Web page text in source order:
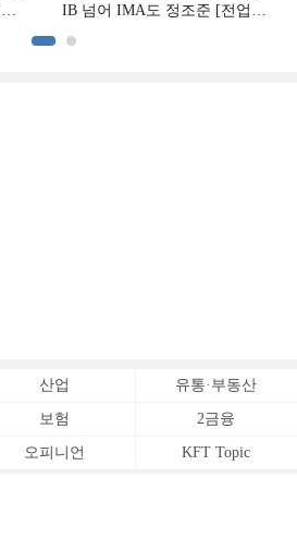
IB 넘어 IMA도 정조준 [전업계
산업 유통·부동산
보험 2금융
오피니언 KFT Topic